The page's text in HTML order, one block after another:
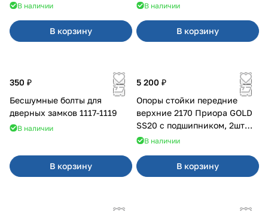
В наличии
В корзину
В наличии
В корзину
350 ₽
Бесшумные болты для
дверных замков 1117-1119
В наличии
В корзину
5 200 ₽
Опоры стойки передние
верхние 2170 Приора GOLD
SS20 с подшипником, 2шт
10116
В наличии
В корзину